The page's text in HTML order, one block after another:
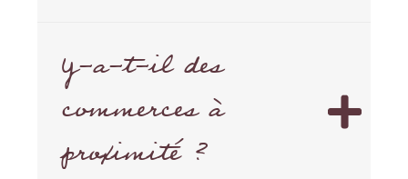
Y-a-t-il des
commerces à
proximité ?